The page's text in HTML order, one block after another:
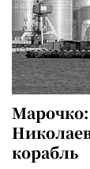
корабль